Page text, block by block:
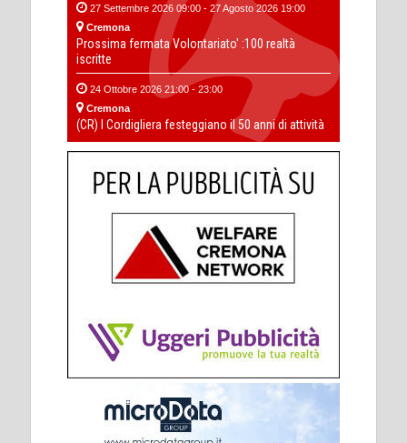
27 Settembre 2026 09:00 - 27 Agosto 2026 19:00
Cremona
Prossima fermata Volontariato' :100 realtà
iscritte
24 Ottobre 2026 21:00 - 23:00
Cremona
(CR) I Cordigliera festeggiano il 50 anni di attività